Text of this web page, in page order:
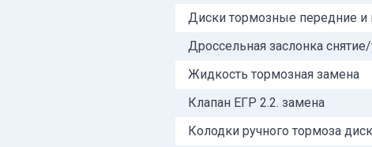
Диски тормозные передние
Дроссельная заслонка
Жидкость тормозная замена
Клапан ЕГР 2.2. замена
Колодки ручного тормоза